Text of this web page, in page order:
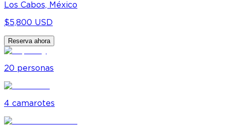
Los Cabos, México
$5,800 USD
Reserva ahora
20 personas
4 camarotes